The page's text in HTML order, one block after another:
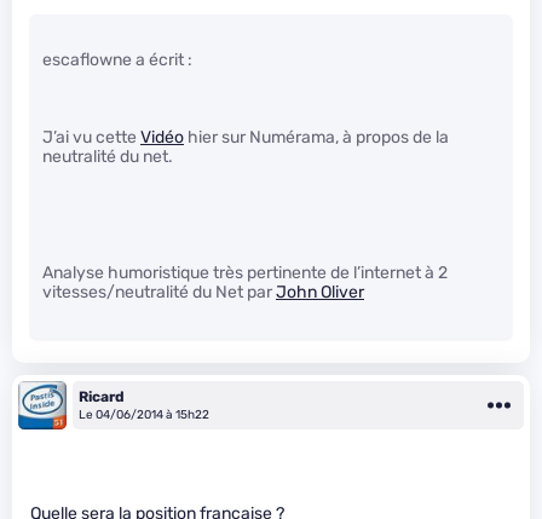
escaflowne a écrit :
J’ai vu cette Vidéo hier sur Numérama, à propos de la
neutralité du net.
Analyse humoristique très pertinente de l’internet à 2
vitesses/neutralité du Net parJohn Oliver
Ricard
Le 04/06/2014 à 15h22
Quelle sera la position française ?